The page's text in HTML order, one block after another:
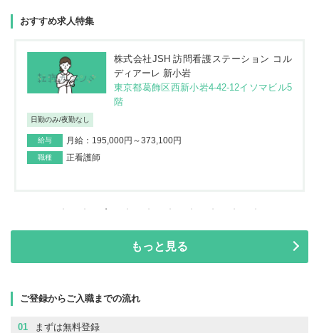
おすすめ求人特集
株式会社JSH 訪問看護ステーション コル
ディアーレ 新小岩
東京都葛飾区西新小岩4-42-12イソマビル5
階
日勤のみ/夜勤なし
給与 月給：195,000円～373,100円
職種 正看護師
もっと見る
ご登録からご入職までの流れ
01 まずは無料登録